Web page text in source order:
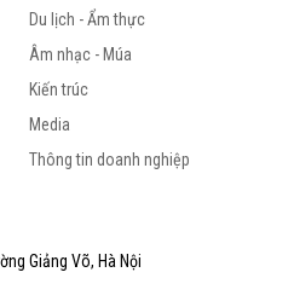
Du lịch - Ẩm thực
Âm nhạc - Múa
Kiến trúc
Media
Thông tin doanh nghiệp
Giảng Võ, Hà Nội